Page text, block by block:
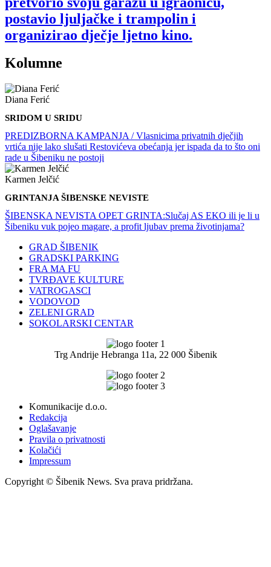
postavio ljuljačke i trampolin i
organizirao dječje ljetno kino.
Kolumne
Diana Ferić
SRIDOM U SRIDU
PREDIZBORNA KAMPANJA / Vlasnicima privatnih dječjih
vrtića nije lako slušati Restovićeva obećanja jer ispada da to što oni
rade u Šibeniku ne postoji
Karmen Jelčić
GRINTANJA ŠIBENSKE NEVISTE
ŠIBENSKA NEVISTA OPET GRINTA:Slučaj AS EKO ili je li u
Šibeniku vuk pojeo magare, a profit ljubav prema životinjama?
GRAD ŠIBENIK
GRADSKI PARKING
FRA MA FU
TVRĐAVE KULTURE
VATROGASCI
VODOVOD
ZELENI GRAD
SOKOLARSKI CENTAR
Trg Andrije Hebranga 11a, 22 000 Šibenik
Komunikacije d.o.o.
Redakcija
Oglašavanje
Pravila o privatnosti
Kolačići
Impressum
Copyright © Šibenik News. Sva prava pridržana.